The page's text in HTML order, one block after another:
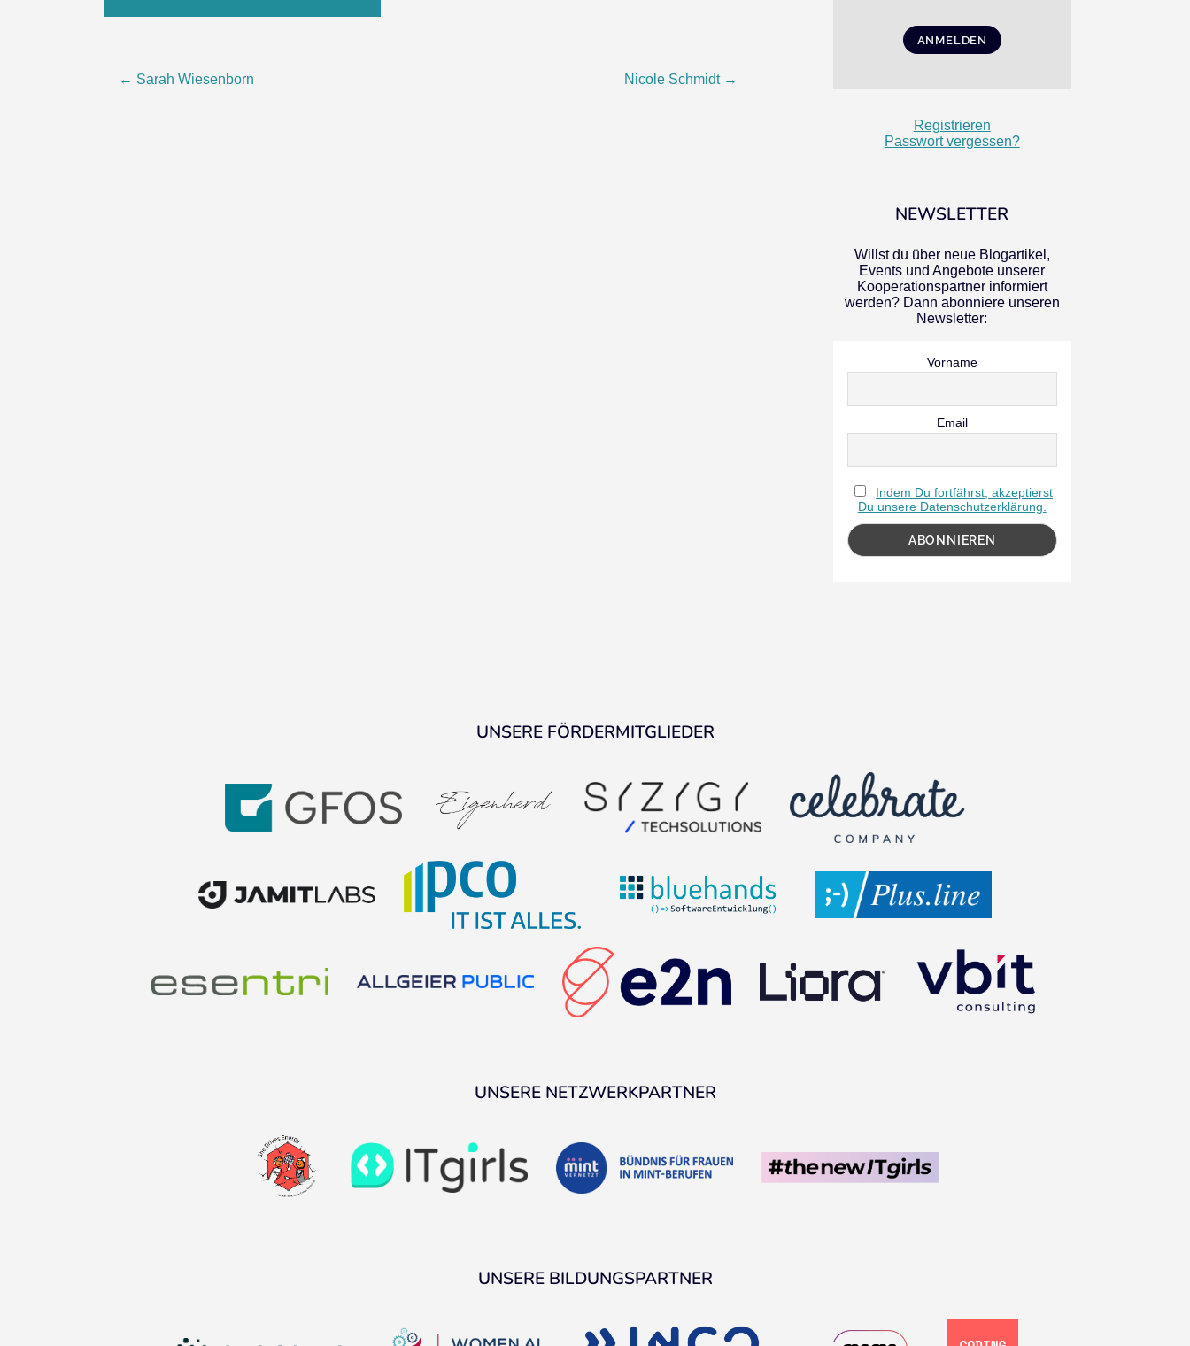
Beitragsnavigation
← Sarah Wiesenborn Nicole Schmidt →
Registrieren
Passwort vergessen?
NEWSLETTER
Willst du über neue Blogartikel,
Events und Angebote unserer
Kooperationspartner informiert
werden? Dann abonniere unseren
Newsletter:
Vorname
Email
Indem Du fortfährst, akzeptierst
Du unsere Datenschutzerklärung.
UNSERE FÖRDERMITGLIEDER
UNSERE NETZWERKPARTNER
UNSERE BILDUNGSPARTNER